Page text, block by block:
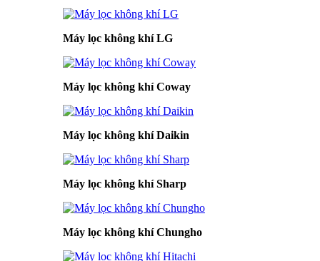
Máy lọc không khí LG
Máy lọc không khí Coway
Máy lọc không khí Daikin
Máy lọc không khí Sharp
Máy lọc không khí Chungho